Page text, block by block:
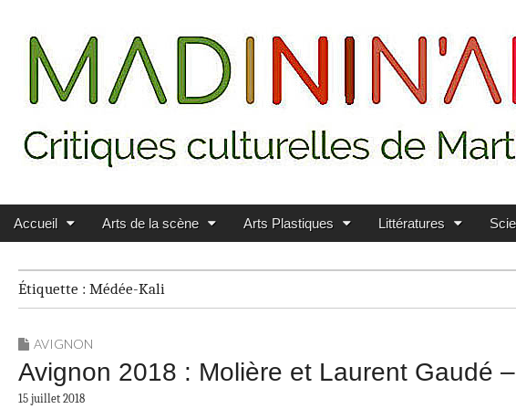
MADININ'ART
Main menu
Skip to content
Accueil Arts de la scène Arts Plastiques Littératures
Étiquette : Médée-Kali
AVIGNON
Avignon 2018 : Molière et Laurent Gaudé
15 juillet 2018